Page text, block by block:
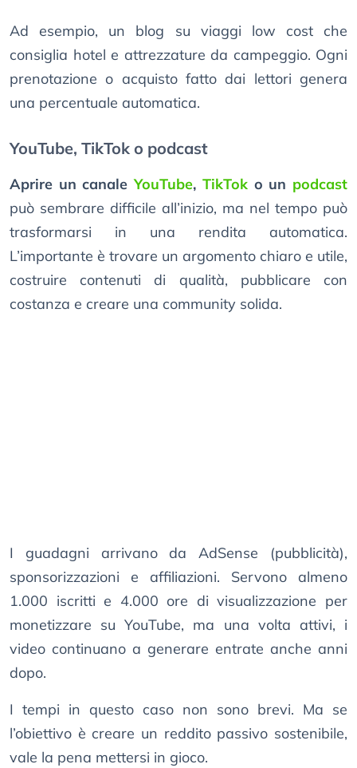
Ad esempio, un blog su viaggi low cost che
consiglia hotel e attrezzature da campeggio. Ogni
prenotazione o acquisto fatto dai lettori genera
una percentuale automatica.
YouTube, TikTok o podcast
Aprire un canaleYouTube, TikToko un podcast
può sembrare difficile all’inizio, ma nel tempo può
trasformarsi in una rendita automatica.
L’importante è trovare un argomento chiaro e utile,
costruire contenuti di qualità, pubblicare con
costanza e creare una community solida.
I guadagni arrivano da AdSense (pubblicità),
sponsorizzazioni e affiliazioni. Servono almeno
1.000 iscritti e 4.000 ore di visualizzazione per
monetizzare su YouTube, ma una volta attivi, i
video continuano a generare entrate anche anni
dopo.
I tempi in questo caso non sono brevi. Ma se
l’obiettivo è creare un reddito passivo sostenibile,
vale la pena mettersi in gioco.